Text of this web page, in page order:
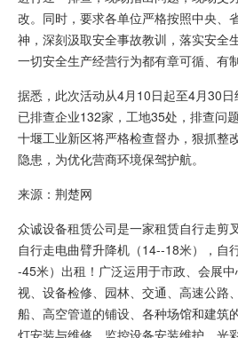
改。同时，要求各单位严格按照中央、
神，深刻汲取安全事故教训，落实安全
一切安全生产经营行为都有章可循、有
据悉，此次活动从4月10日起至4月30日
已排查企业132家，工地35处，排查问
十堰工业新区将严格检查督办，狠抓整
隐患，为优化营商环境保驾护航。
来源：荆楚网
众诚设备租赁公司是一家租赁自行走剪
自行走电曲臂升降机（14--18米），自
-45米）出租！广泛运用于市政、会展
视、设备检修、园林、交通、高速公路
船、高空管道的铺设、各种场馆和建筑
灯安装与维修、监控设备安装维护、光